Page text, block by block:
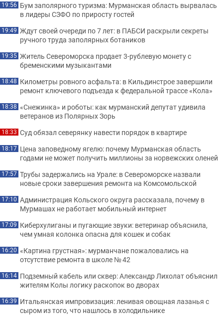
19:56 Бум заполярного туризма: Мурманская область вырвалась
в лидеры СЗФО по приросту гостей
19:49 Ждут своей очереди по 7 лет: в ПАБСИ раскрыли секреты
ручного труда заполярных ботаников
19:35 Житель Североморска продает 3-рублевую монету с
бременскими музыкантами
18:48 Километры ровного асфальта: в Кильдинстрое завершили
ремонт ключевого подъезда к федеральной трассе «Кола»
18:38 «Снежинка» и роботы: как мурманский депутат удивила
ветеранов из Полярных Зорь
18:33 Суд обязал северянку навести порядок в квартире
18:17 Цена заповедному ягелю: почему Мурманская область
годами не может получить миллионы за норвежских оленей
17:57 Трубы задержались на Урале: в Североморске назвали
новые сроки завершения ремонта на Комсомольской
17:10 Администрация Кольского округа рассказала, почему в
Мурмашах не работает мобильный интернет
17:09 Киберхулиганы и пугающие звуки: ветеринар объяснила,
чем умная колонка опасна для кошек и собак
16:20 «Картина грустная»: мурманчане пожаловались на
отсутствие ремонта в школе № 42
16:14 Подземный кабель или сквер: Александр Лихолат объяснил
жителям Колы логику раскопок во дворах
16:39 Итальянская импровизация: ленивая овощная лазанья с
сыром из того, что нашлось в холодильнике